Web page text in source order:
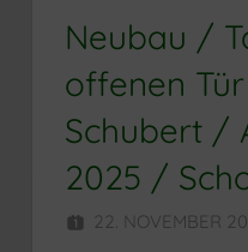
Neubau /
offenen
Schubert /
2025 /
22. NOVEMBER